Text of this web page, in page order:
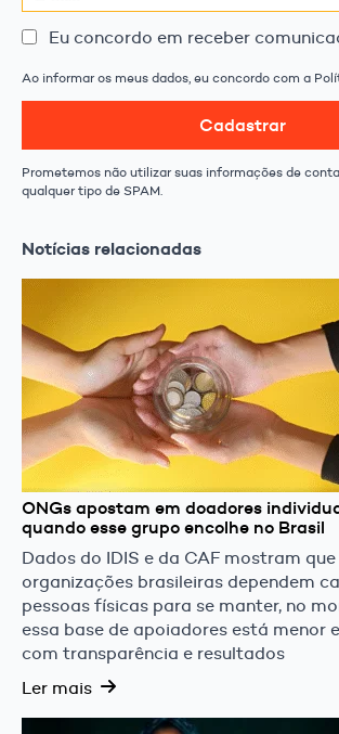
Eu concordo em receber
Ao informar os meus dados, eu concordo com a
Cadastrar
Prometemos não utilizar suas informações de
qualquer tipo de SPAM.
Notícias relacionadas
ONGs apostam em doadores
quando esse grupo encolhe no Brasil
Dados do IDIS e da CAF mostram que
organizações brasileiras dependem
pessoas físicas para se manter, no
essa base de apoiadores está menor
com transparência e resultados
Ler mais